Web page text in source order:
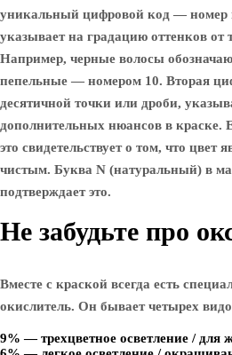
уникальный цифровой код — номер
указывает на градацию оттенков от
Например, черные волосы
пепельные — номером 10. Вторая
десятичной точки или дроби,
дополнительных нюансов в краске.
это свидетельствует о том, что цвет
чистым. Буква N (натуральный) в
подтверждает это.
Не забудьте про
Вместе с краской всегда есть
окислитель. Он бывает четырех
9% — трехцветное осветление / для